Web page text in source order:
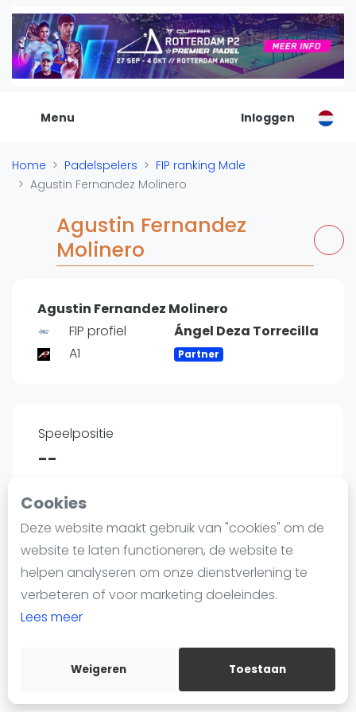
Cookies
Deze website maakt gebruik van "cookies" om de
website te laten functioneren, de website te
helpen analyseren om onze dienstverlening te
verbeteren of voor marketing doeleindes.
Lees meer
Weigeren Toestaan
Menu
De Padel Gids
Alle padel locaties
Padelwinkels
Organisatie
Banenbouwers
Overige categorien
Reserveringssystemen
Padelscholen
Toevoegen data
Padel
Forum
Nieuws
Padelgear
Overige
Informatie
Over ons
Contact
Adverteren
Insights
WhatsApp
Join WhatsApp Community
Inloggen
Home Padelspelers
FIP ranking Male
Agustin Fernandez Molinero
Agustin Fernandez
Molinero
Agustin Fernandez Molinero
FIP profiel
A1
Ángel Deza Torrecilla
Partner
Speelpositie
--
Land
Spanje